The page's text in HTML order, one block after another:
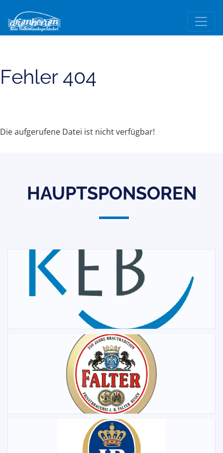
Fehler 404
Die aufgerufene Datei ist nicht verfügbar!
HAUPTSPONSOREN